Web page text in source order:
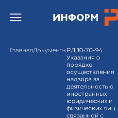
Открыть бургер меню.
ГлавнаяДокументыРД 10-70-94
Указания о
порядке
осуществления
надзора за
деятельностью
иностранных
юридических и
физических лиц,
связанной с